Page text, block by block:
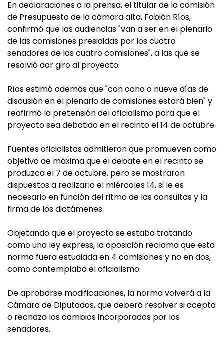
En declaraciones a la prensa, el titular de la comisión
de Presupuesto de la cámara alta, Fabián Ríos,
confirmó que las audiencias "van a ser en el plenario
de las comisiones presididas por los cuatro
senadores de las cuatro comisiones", a las que se
resolvió dar giro al proyecto.
Ríos estimó además que "con ocho o nueve días de
discusión en el plenario de comisiones estará bien" y
reafirmó la pretensión del oficialismo para que el
proyecto sea debatido en el recinto el 14 de octubre.
Fuentes oficialistasadmitieron que promueven como
objetivo de máxima que el debate en el recinto se
produzca el 7 de octubre, pero se mostraron
dispuestos a realizarlo el miércoles 14, si le es
necesario en función del ritmo de las consultas y la
firma de los dictámenes.
Objetando que el proyecto se estaba tratando
como una ley express, la oposición reclama que esta
norma fuera estudiada en 4 comisiones y no en dos,
como contemplaba el oficialismo.
De aprobarse modificaciones, la norma volverá a la
Cámara de Diputados, que deberá resolver si acepta
o rechaza los cambios incorporados por los
senadores.